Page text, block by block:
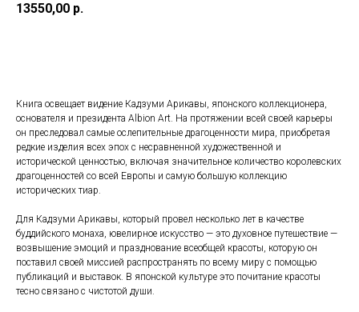
13550,00 р.
Книга освещает видение Кадзуми Арикавы, японского коллекционера,
основателя и президента Albion Art. На протяжении всей своей карьеры
он преследовал самые ослепительные драгоценности мира, приобретая
редкие изделия всех эпох с несравненной художественной и
исторической ценностью, включая значительное количество королевских
драгоценностей со всей Европы и самую большую коллекцию
исторических тиар.
Для Кадзуми Арикавы, который провел несколько лет в качестве
буддийского монаха, ювелирное искусство — это духовное путешествие —
возвышение эмоций и празднование всеобщей красоты, которую он
поставил своей миссией распространять по всему миру с помощью
публикаций и выставок. В японской культуре это почитание красоты
тесно связано с чистотой души.